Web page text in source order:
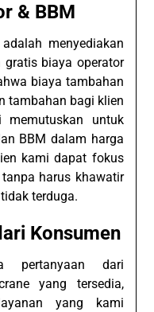
& BBM
menyediakan
gratis biaya operator
biaya tambahan
tambahan bagi klien
untuk
BBM dalam harga
kami dapat fokus
harus khawatir
terduga.
Konsumen
pertanyaan dari
yang tersedia,
yang kami